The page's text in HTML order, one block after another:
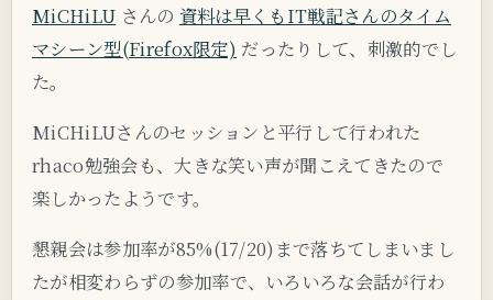
MiCHiLU さんの 資料は早くもIT戦記さんのタイム
マシーン型(Firefox限定) だったりして、刺激的でし
た。
MiCHiLUさんのセッションと平行して行われた
rhaco勉強会も、大きな笑い声が聞こえてきたので
楽しかったようです。
懇親会は参加率が85%(17/20)まで落ちてしまいまし
たが相変わらずの参加率で、いろいろな会話が行わ